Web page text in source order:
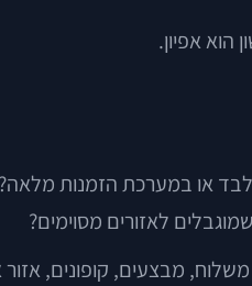
אפיון.
או במערכת הזמנות
לאזורים מסוימים?
מבצעים, קופונים, אזור